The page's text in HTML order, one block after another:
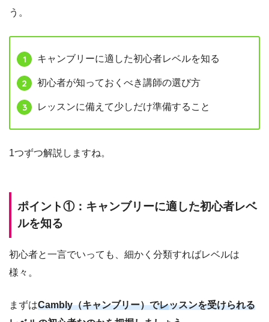
う。
キャンブリーに適した初心者レベルを知る
初心者が知っておくべき講師の選び方
レッスンに備えて少しだけ準備すること
1つずつ解説しますね。
ポイント①：キャンブリーに適した初心者レベ
ルを知る
初心者と一言でいっても、細かく分類すればレベルは
様々。
まずはCambly（キャンブリー）でレッスンを受けられる